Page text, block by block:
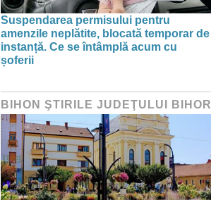
Suspendarea permisului pentru
amenzile neplătite, blocată temporar de
instanță. Ce se întâmplă acum cu
șoferii
BIHON ŞTIRILE JUDEŢULUI BIHOR